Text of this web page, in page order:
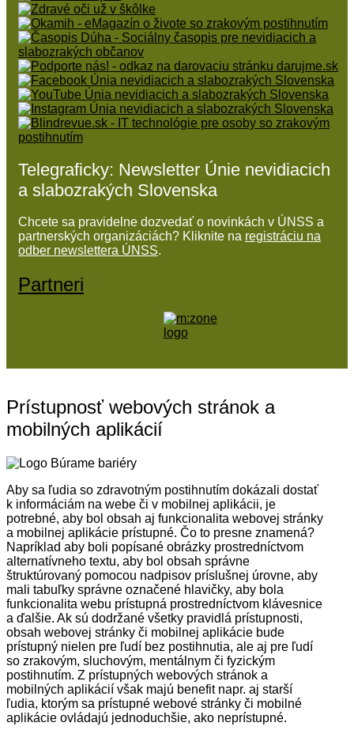
Telegraficky: Newsletter Únie nevidiacich
a slabozrakých Slovenska
Chcete sa pravidelne dozvedať o novinkách v ÚNSS a
partnerských organizáciách? Kliknite na registráciu na
odber newslettera ÚNSS.
Partneri
Prístupnosť webových stránok a
mobilných aplikácií
Aby sa ľudia so zdravotným postihnutím dokázali dostať
k informáciám na webe či v mobilnej aplikácii, je
potrebné, aby bol obsah aj funkcionalita webovej stránky
a mobilnej aplikácie prístupné. Čo to presne znamená?
Napríklad aby boli popísané obrázky prostredníctvom
alternatívneho textu, aby bol obsah správne
štruktúrovaný pomocou nadpisov príslušnej úrovne, aby
mali tabuľky správne označené hlavičky, aby bola
funkcionalita webu prístupná prostredníctvom klávesnice
a ďalšie. Ak sú dodržané všetky pravidlá prístupnosti,
obsah webovej stránky či mobilnej aplikácie bude
prístupný nielen pre ľudí bez postihnutia, ale aj pre ľudí
so zrakovým, sluchovým, mentálnym či fyzickým
postihnutím. Z prístupných webových stránok a
mobilných aplikácií však majú benefit napr. aj starší
ľudia, ktorým sa prístupné webové stránky či mobilné
aplikácie ovládajú jednoduchšie, ako neprístupné.